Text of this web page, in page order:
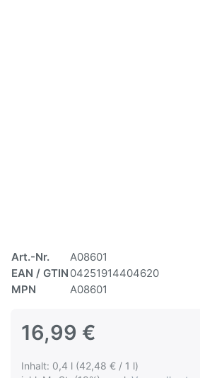
Art.-Nr.
A08601
EAN / GTIN 04251914404620
MPN
A08601
16,99 €
Inhalt: 0,4 l (42,48 € / 1 l)